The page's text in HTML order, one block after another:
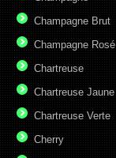
Champagne Brut
Champagne Rosé
Chartreuse
Chartreuse Jaune
Chartreuse Verte
Cherry